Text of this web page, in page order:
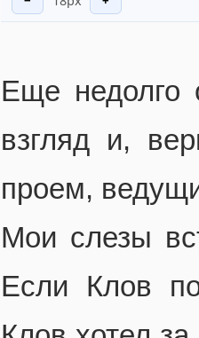
Еще недолго
взгляд и,
проем,
Мои слезы
Если Клов